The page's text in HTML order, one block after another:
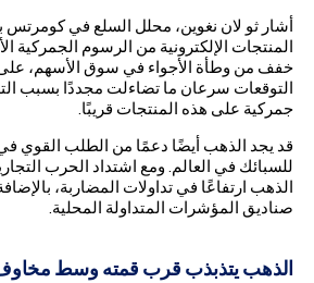
أشار ثو لان نغوين، محلل السلع في كومرتس
المنتجات الإلكترونية من الرسوم الجمركية
خفف من وطأة الأجواء في سوق الأسهم،
التوقعات سرعان ما تضاءلت مجددًا بسبب
جمركية على هذه المنتجات قريبًا.
قد يجد الذهب أيضًا دعمًا من الطلب القوي
للسبائك في العالم. ومع اشتداد الحرب
الذهب ارتفاعًا في تداولات المضاربة،
صناديق المؤشرات المتداولة المحلية.
الذهب يتذبذب قرب قمته وسط مخاوف